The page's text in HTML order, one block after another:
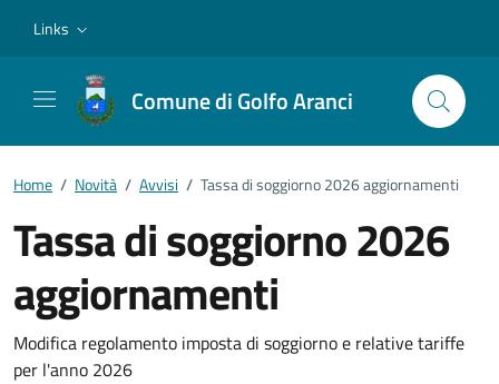
Links
Comune di Golfo Aranci
Home / Novità / Avvisi / Tassa di soggiorno 2026 aggiornamenti
Tassa di soggiorno 2026
aggiornamenti
Dettagli della notizia
Modifica regolamento imposta di soggiorno e relative tariffe
per l'anno 2026